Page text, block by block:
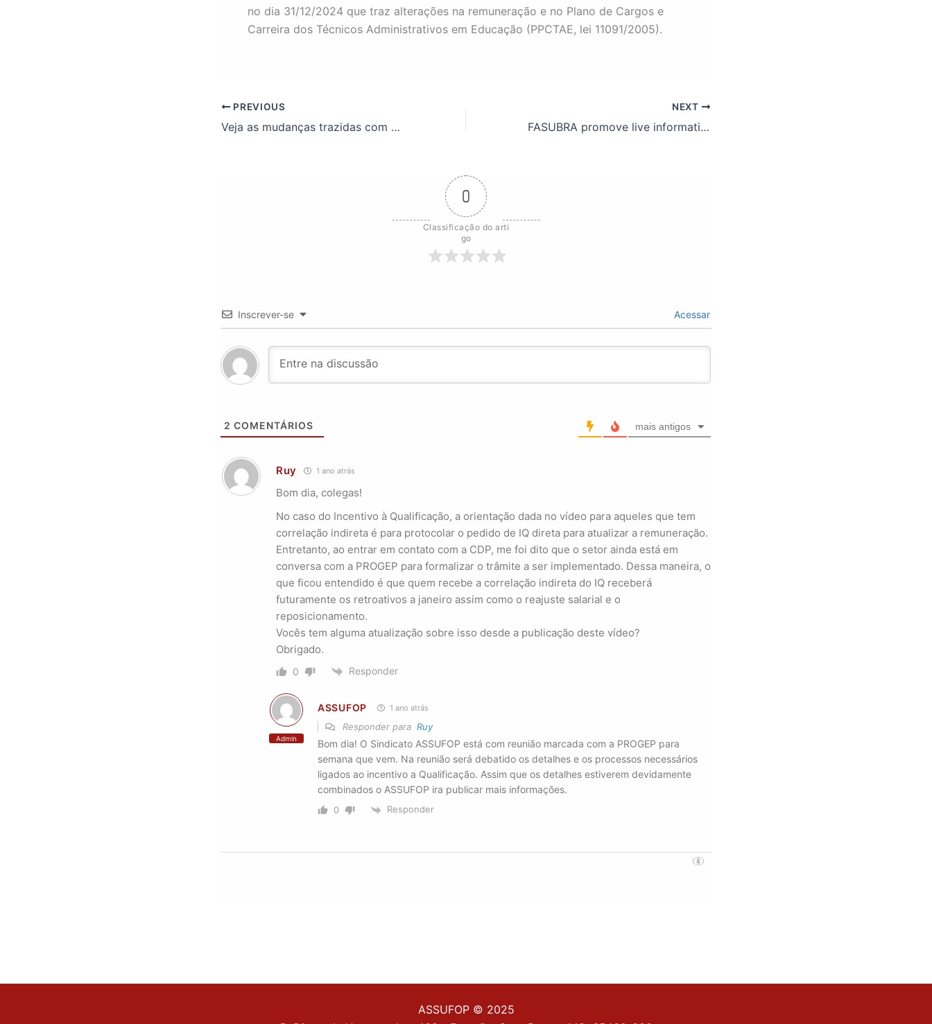
no dia 31/12/2024 que traz alterações na remuneração e no Plano de Cargos e
Carreira dos Técnicos Administrativos em Educação (PPCTAE, lei 11091/2005).
PREVIOUS
Veja as mudanças trazidas com a MP 1286/2024, que reestruturou a carreira dos TAEs
NEXT
FASUBRA promove live informativa após reunião com MGI.
0
Classificação do arti
go
Inscrever-se Acessar
2 COMENTÁRIOS mais antigos
Ruy 1 ano atrás
Bom dia, colegas!
No caso do Incentivo à Qualificação, a orientação dada no vídeo para aqueles que tem
correlação indireta é para protocolar o pedido de IQ direta para atualizar a remuneração.
Entretanto, ao entrar em contato com a CDP, me foi dito que o setor ainda está em
conversa com a PROGEP para formalizar o trâmite a ser implementado. Dessa maneira, o
que ficou entendido é que quem recebe a correlação indireta do IQ receberá
futuramente os retroativos a janeiro assim como o reajuste salarial e o
reposicionamento.
Vocês tem alguma atualização sobre isso desde a publicação deste vídeo?
Obrigado.
0 Responder
Admin
ASSUFOP 1 ano atrás
Responder para Ruy
Bom dia! O Sindicato ASSUFOP está com reunião marcada com a PROGEP para
semana que vem. Na reunião será debatido os detalhes e os processos necessários
ligados ao incentivo a Qualificação. Assim que os detalhes estiverem devidamente
combinados o ASSUFOP ira publicar mais informações.
0 Responder
ASSUFOP © 2025